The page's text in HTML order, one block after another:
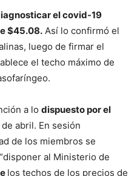
el covid-19
$45.08. Así lo confirmó el
luego de firmar el
el techo máximo de
a lo dispuesto por el
abril. En sesión
de los miembros se
al Ministerio de
los techos de los precios de